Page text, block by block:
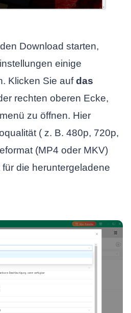
Download starten,
einige
Klicken Sie aufdas
rechten oberen Ecke,
zu öffnen. Hier
( z. B. 480p, 720p,
(MP4 oder MKV)
die heruntergeladene